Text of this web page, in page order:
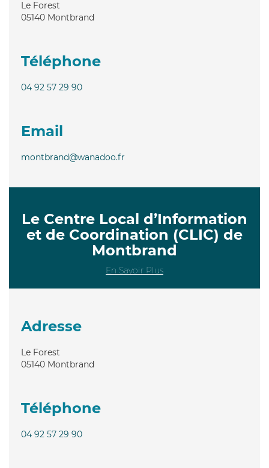
Le Forest
05140 Montbrand
Téléphone
04 92 57 29 90
Email
montbrand@wanadoo.fr
Le Centre Local d’Information
et de Coordination (CLIC) de
Montbrand
En Savoir Plus
Adresse
Le Forest
05140 Montbrand
Téléphone
04 92 57 29 90